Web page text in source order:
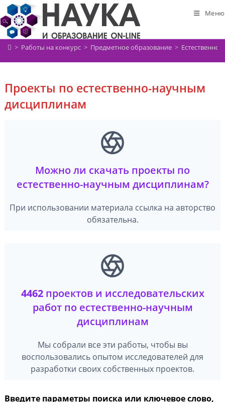
Перейти
к
содержимому
Меню
> Работы на конкурс > Предметное образование >
Проекты по естественно-научным
дисциплинам
Можно ли скачать проекты по
естественно-научным дисциплинам?
При использовании материала ссылка на авторство
обязательна.
4462проектов и исследовательских
работ по естественно-научным
дисциплинам
Мы собрали все эти работы, чтобы вы
воспользовались опытом исследователей для
разработки своих собственных проектов.
Введите параметры поиска или ключевое слово,